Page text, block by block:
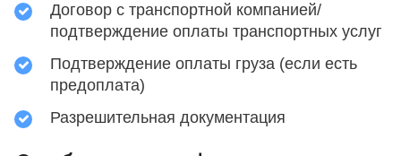
Договор с транспортной компанией/
подтверждение оплаты транспортных услуг
Подтверждение оплаты груза (если есть
предоплата)
Разрешительная документация